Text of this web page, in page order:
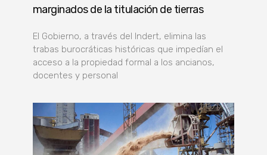
marginados de la titulación de tierras
El Gobierno, a través del Indert, elimina las
trabas burocráticas históricas que impedían el
acceso a la propiedad formal a los ancianos,
docentes y personal